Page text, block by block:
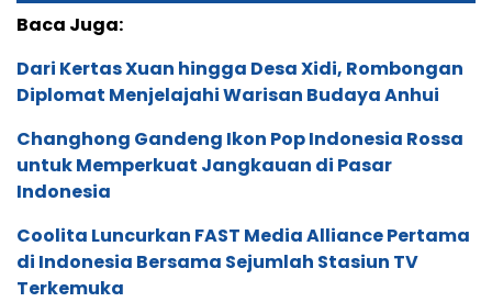
Baca Juga:
Dari Kertas Xuan hingga Desa Xidi, Rombongan
Diplomat Menjelajahi Warisan Budaya Anhui
Changhong Gandeng Ikon Pop Indonesia Rossa
untuk Memperkuat Jangkauan di Pasar
Indonesia
Coolita Luncurkan FAST Media Alliance Pertama
di Indonesia Bersama Sejumlah Stasiun TV
Terkemuka